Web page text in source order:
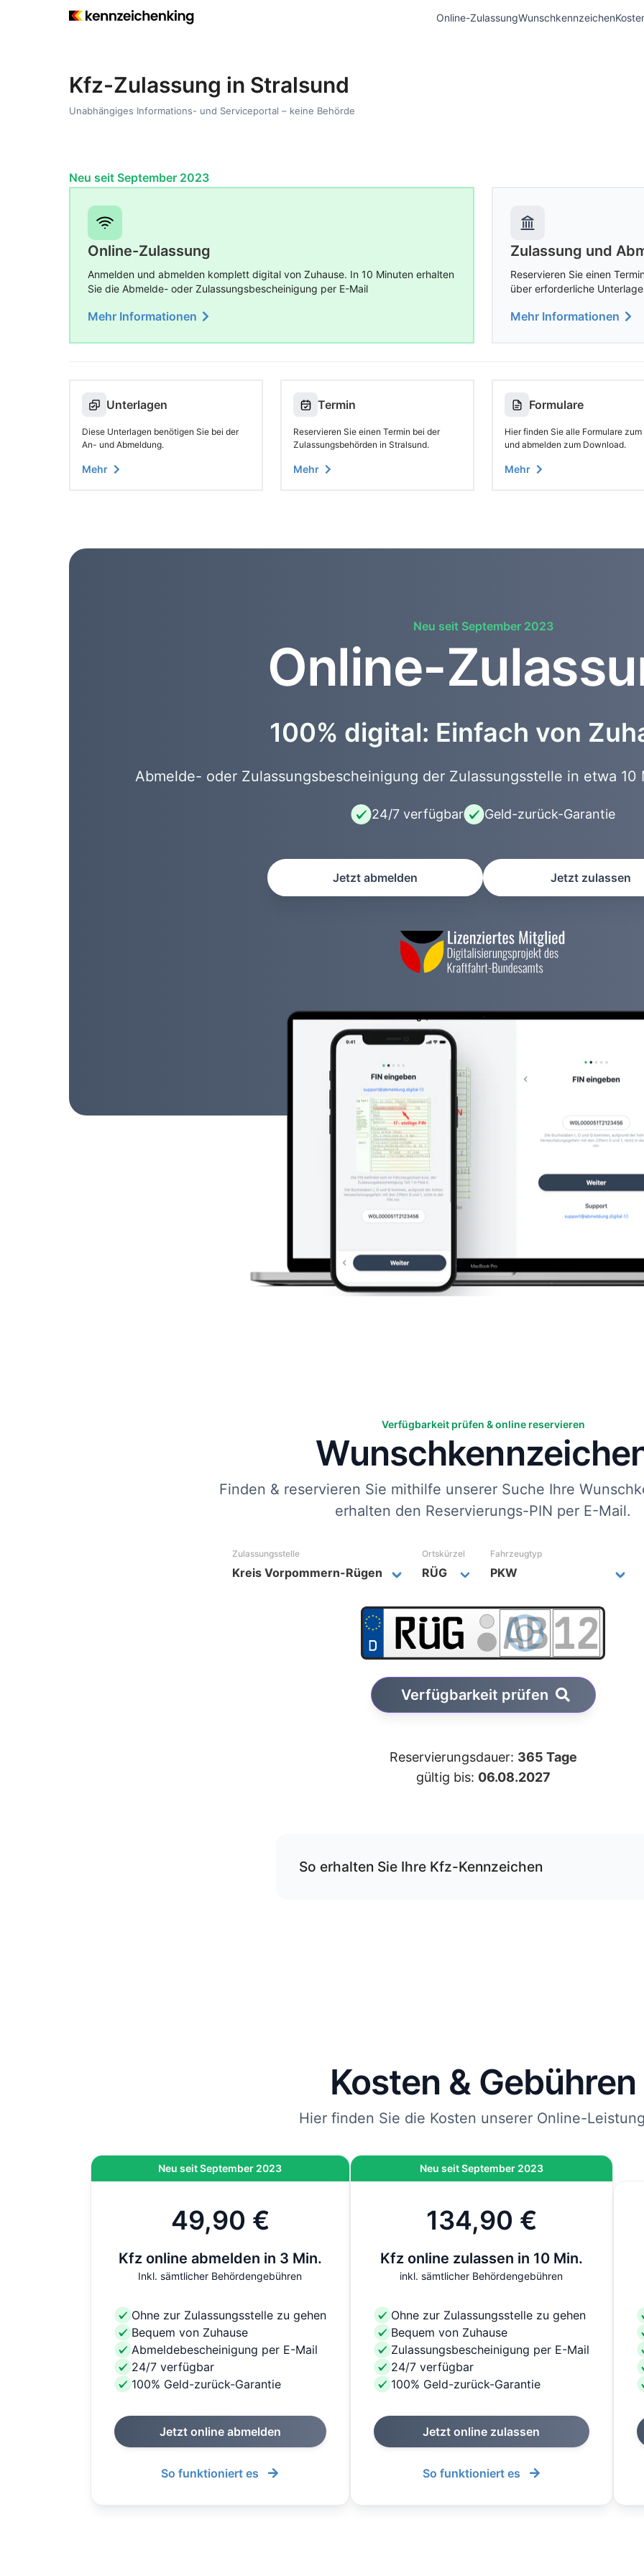
Online-ZulassungWunschkennzeichen
Kfz-Zulassung in Stralsund
Unabhängiges Informations- und Serviceportal – keine Behörde
Neu seit September 2023
Online-Zulassung
Anmelden und abmelden komplett digital von Zuhause. In 10 Minuten erhalten
Sie die Abmelde- oder Zulassungsbescheinigung per E-Mail
Mehr Informationen
Zulassung und
Reservieren Sie einen
über erforderliche
Mehr Informationen
Unterlagen
Diese Unterlagen benötigen Sie bei der
An- und Abmeldung.
Mehr
Termin
Reservieren Sie einen Termin bei der
Zulassungsbehörden in Stralsund.
Mehr
Formulare
Hier finden Sie alle Formulare
und abmelden zum Download.
Mehr
Neu seit September 2023
Online-
100% digital: Einfach von
Abmelde- oder Zulassungsbescheinigung der Zulassungsstelle in etwa
24/7 verfügbar Geld-zurück-Garantie
Jetzt abmelden Jetzt zulassen
Verfügbarkeit prüfen & online reservieren
Finden & reservieren Sie mithilfe unserer Suche Ihre
erhalten den Reservierungs-PIN per E-Mail.
Zulassungsstelle Ortskürzel Fahrzeugtyp
Verfügbarkeit prüfen
Reservierungsdauer: 365 Tage
gültig bis: 06.08.2027
So erhalten Sie Ihre Kfz-Kennzeichen
Kosten & Gebühren
Hier finden Sie die Kosten unserer Online-
Neu seit September 2023
49,90 €
Kfz online abmelden in 3 Min.
Inkl. sämtlicher Behördengebühren
Ohne zur Zulassungsstelle zu gehen
Bequem von Zuhause
Abmeldebescheinigung per E-Mail
24/7 verfügbar
100% Geld-zurück-Garantie
Jetzt online abmelden
So funktioniert es
Neu seit September 2023
134,90 €
Kfz online zulassen in 10 Min.
inkl. sämtlicher Behördengebühren
Ohne zur Zulassungsstelle zu gehen
Bequem von Zuhause
Zulassungsbescheinigung per E-Mail
24/7 verfügbar
100% Geld-zurück-Garantie
Jetzt online zulassen
So funktioniert es